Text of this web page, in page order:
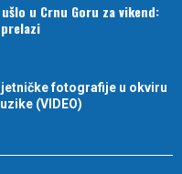
u Crnu Goru za vikend:
fotografije u okviru
(VIDEO)